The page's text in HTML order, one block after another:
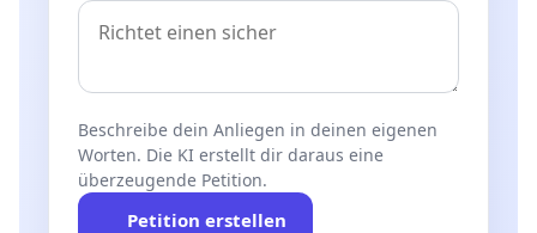
Beschreibe dein Anliegen in deinen eigenen
Worten. Die KI erstellt dir daraus eine
überzeugende Petition.
Petition erstellen